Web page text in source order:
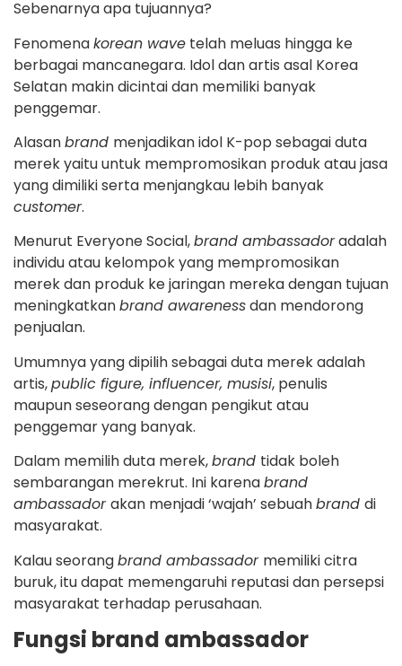
Sebenarnya apa tujuannya?
Fenomenakorean wave telah meluas hingga ke
berbagai mancanegara. Idol dan artis asal Korea
Selatan makin dicintai dan memiliki banyak
penggemar.
Alasanbrand menjadikan idol K-pop sebagai duta
merek yaitu untuk mempromosikan produk atau jasa
yang dimiliki serta menjangkau lebih banyak
customer.
Menurut Everyone Social,brand ambassadoradalah
individu atau kelompok yang mempromosikan
merek dan produk ke jaringan mereka dengan tujuan
meningkatkanbrand awarenessdan mendorong
penjualan.
Umumnya yang dipilih sebagai duta merek adalah
artis,public figure, influencer, musisi, penulis
maupun seseorang dengan pengikut atau
penggemar yang banyak.
Dalam memilih duta merek,brand tidak boleh
sembarangan merekrut. Ini karenabrand
ambassadorakan menjadi ‘wajah’ sebuahbrand di
masyarakat.
Kalau seorangbrand ambassador memiliki citra
buruk, itu dapat memengaruhi reputasi dan persepsi
masyarakat terhadap perusahaan.
Fungsi brand ambassador